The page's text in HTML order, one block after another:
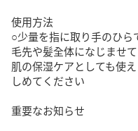
使用方法
○少量を指に取り手のひら
毛先や髪全体になじませ
肌の保湿ケアとしても使
しめてください
重要なお知らせ